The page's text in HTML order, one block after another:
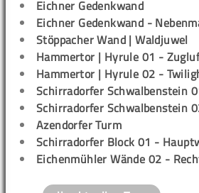
Eichner Gedenkwand
Eichner Gedenkwand -
Stöppacher Wand | Waldjuwel
Hammertor | Hyrule 01 -
Hammertor | Hyrule 02 -
Schirradorfer Schwalbenstein
Schirradorfer Schwalbenstein
Azendorfer Turm
Schirradorfer Block 01 -
Eichenmühler Wände 02 -